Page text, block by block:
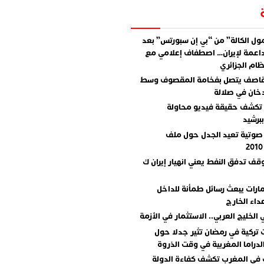
الكالة” من “بي إن سبورتس” بعد
لإيران… اصطفاف إعلامي مع
الجزائري
يتصل بفخامة المقصوف وسط
في صلالة
تكشف حقيقة فيديو محاولة
صوتية تعيد الجدل حول ملف
تدفق النفط يعني انهيار إيران ك
يبعث رسائل طمأنة للداخل
الخارج
الخليج العربي.. الاستثمار في الأزمة
في رمضان تثير جدلا حول
المغربية في وقت الذروة
في المغرب تكشف كفاءة الدولة